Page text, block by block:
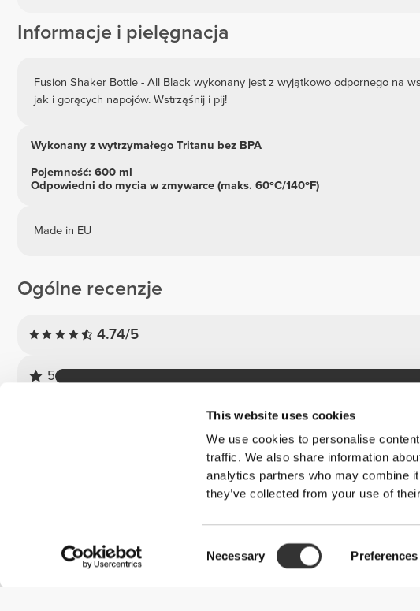
This website uses cookies
We use cookies to personalise
traffic. We also share information
analytics partners who may combine
they’ve collected from your use of
Selection
Necessary Preferences
Informacje i pielęgnacja
Fusion Shaker Bottle - All Black wykonany jest z wyjątkowo odpornego na
jak i gorących napojów. Wstrząśnij i pij!
Wykonany z wytrzymałego Tritanu bez BPA
Pojemność: 600 ml
Odpowiedni do mycia w zmywarce (maks. 60ºC/140ºF)
Made in EU
Ogólne recenzje
4.74/5
5
Ignace S.
2026-04-08